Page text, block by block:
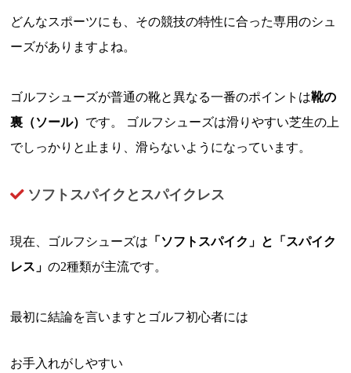
どんなスポーツにも、その競技の特性に合った専用のシュ
ーズがありますよね。
ゴルフシューズが普通の靴と異なる一番のポイントは靴の
裏（ソール） です。 ゴルフシューズは滑りやすい芝生の上
でしっかりと止まり、滑らないようになっています。
ソフトスパイクとスパイクレス
現在、ゴルフシューズは 「ソフトスパイク」と「スパイク
レス」の2種類が主流です。
最初に結論を言いますとゴルフ初心者には
お手入れがしやすい